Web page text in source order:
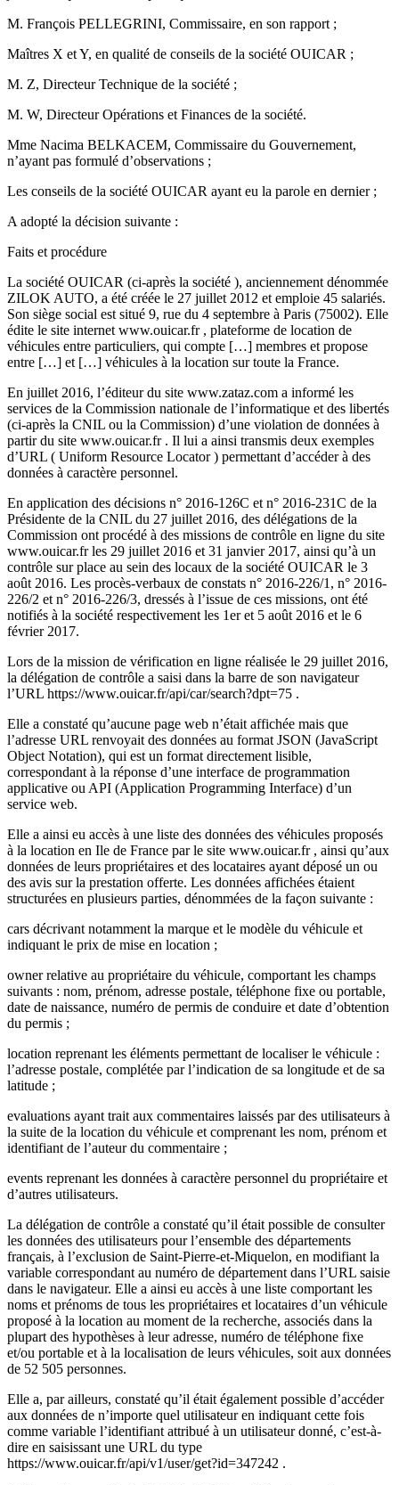
M. François PELLEGRINI, Commissaire, en son rapport ;
Maîtres X et Y, en qualité de conseils de la société OUICAR ;
M. Z, Directeur Technique de la société ;
M. W, Directeur Opérations et Finances de la société.
Mme Nacima BELKACEM, Commissaire du Gouvernement,
n’ayant pas formulé d’observations ;
Les conseils de la société OUICAR ayant eu la parole en dernier ;
A adopté la décision suivante :
Faits et procédure
La société OUICAR (ci-après la société ), anciennement dénommée
ZILOK AUTO, a été créée le 27 juillet 2012 et emploie 45 salariés.
Son siège social est situé 9, rue du 4 septembre à Paris (75002). Elle
édite le site internet www.ouicar.fr , plateforme de location de
véhicules entre particuliers, qui compte […] membres et propose
entre […] et […] véhicules à la location sur toute la France.
En juillet 2016, l’éditeur du site www.zataz.com a informé les
services de la Commission nationale de l’informatique et des libertés
(ci-après la CNIL ou la Commission) d’une violation de données à
partir du site www.ouicar.fr . Il lui a ainsi transmis deux exemples
d’URL ( Uniform Resource Locator ) permettant d’accéder à des
données à caractère personnel.
En application des décisions n° 2016-126C et n° 2016-231C de la
Présidente de la CNIL du 27 juillet 2016, des délégations de la
Commission ont procédé à des missions de contrôle en ligne du site
www.ouicar.fr les 29 juillet 2016 et 31 janvier 2017, ainsi qu’à un
contrôle sur place au sein des locaux de la société OUICAR le 3
août 2016. Les procès-verbaux de constats n° 2016-226/1, n° 2016-
226/2 et n° 2016-226/3, dressés à l’issue de ces missions, ont été
notifiés à la société respectivement les 1er et 5 août 2016 et le 6
février 2017.
Lors de la mission de vérification en ligne réalisée le 29 juillet 2016,
la délégation de contrôle a saisi dans la barre de son navigateur
l’URL https://www.ouicar.fr/api/car/search?dpt=75 .
Elle a constaté qu’aucune page web n’était affichée mais que
l’adresse URL renvoyait des données au format JSON (JavaScript
Object Notation), qui est un format directement lisible,
correspondant à la réponse d’une interface de programmation
applicative ou API (Application Programming Interface) d’un
service web.
Elle a ainsi eu accès à une liste des données des véhicules proposés
à la location en Ile de France par le site www.ouicar.fr , ainsi qu’aux
données de leurs propriétaires et des locataires ayant déposé un ou
des avis sur la prestation offerte. Les données affichées étaient
structurées en plusieurs parties, dénommées de la façon suivante :
cars décrivant notamment la marque et le modèle du véhicule et
indiquant le prix de mise en location ;
owner relative au propriétaire du véhicule, comportant les champs
suivants : nom, prénom, adresse postale, téléphone fixe ou portable,
date de naissance, numéro de permis de conduire et date d’obtention
du permis ;
location reprenant les éléments permettant de localiser le véhicule :
l’adresse postale, complétée par l’indication de sa longitude et de sa
latitude ;
evaluations ayant trait aux commentaires laissés par des utilisateurs à
la suite de la location du véhicule et comprenant les nom, prénom et
identifiant de l’auteur du commentaire ;
events reprenant les données à caractère personnel du propriétaire et
d’autres utilisateurs.
La délégation de contrôle a constaté qu’il était possible de consulter
les données des utilisateurs pour l’ensemble des départements
français, à l’exclusion de Saint-Pierre-et-Miquelon, en modifiant la
variable correspondant au numéro de département dans l’URL saisie
dans le navigateur. Elle a ainsi eu accès à une liste comportant les
noms et prénoms de tous les propriétaires et locataires d’un véhicule
proposé à la location au moment de la recherche, associés dans la
plupart des hypothèses à leur adresse, numéro de téléphone fixe
et/ou portable et à la localisation de leurs véhicules, soit aux données
de 52 505 personnes.
Elle a, par ailleurs, constaté qu’il était également possible d’accéder
aux données de n’importe quel utilisateur en indiquant cette fois
comme variable l’identifiant attribué à un utilisateur donné, c’est-à-
dire en saisissant une URL du type
https://www.ouicar.fr/api/v1/user/get?id=347242 .